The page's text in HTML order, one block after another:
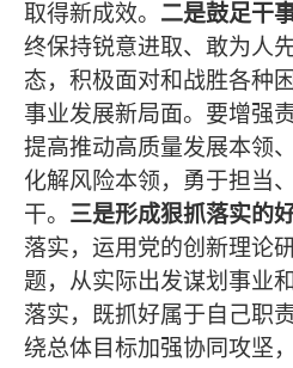
取得新成效。 二是鼓足干
终保持锐意进取、敢为人
态，积极面对和战胜各种
事业发展新局面。要增强
提高推动高质量发展本领
化解风险本领，勇于担当
干。 三是形成狠抓落实的好
落实，运用党的创新理论
题，从实际出发谋划事业
落实，既抓好属于自己职
绕总体目标加强协同攻坚